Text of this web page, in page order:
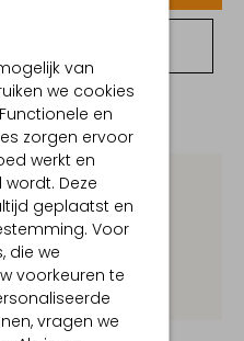
van
we cookies
en
zorgen ervoor
werkt en
Deze
geplaatst en
Voor
die we
voorkeuren te
vragen we
19 boutiques
€ 100,-
dagen